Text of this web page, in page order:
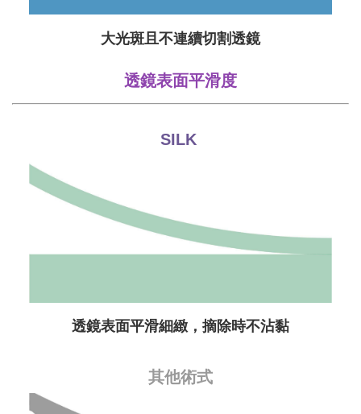
大光斑且不連續切割透鏡
透鏡表面平滑度
SILK
透鏡表面平滑細緻，摘除時不沾黏
其他術式